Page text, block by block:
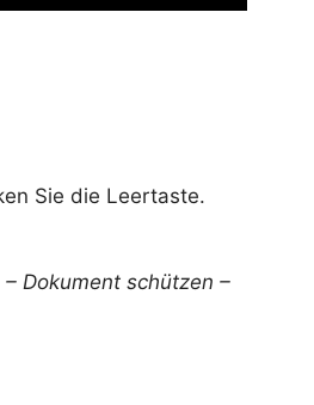
Sie die Leertaste.
Dokument schützen –